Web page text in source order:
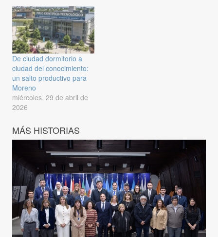
De ciudad dormitorio a
ciudad del conocimiento:
un salto productivo para
Moreno
miércoles, 29 de abril de
2026
MÁS HISTORIAS